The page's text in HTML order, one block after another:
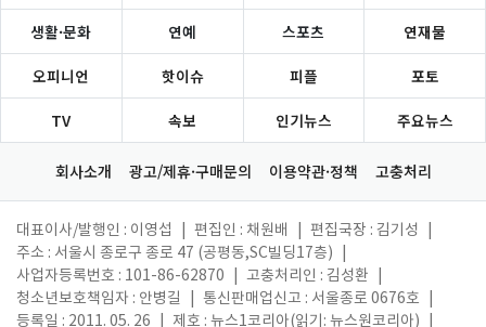
생활·문화 연예 스포츠 연재물
오피니언 핫이슈 피플 포토
TV 속보 인기뉴스 주요뉴스
회사소개 광고/제휴·구매문의 이용약관·정책 고충처리
대표이사/발행인 : 이영섭 편집인 : 채원배 편집국장 : 김기성
주소 : 서울시 종로구 종로 47 (공평동,SC빌딩17층)
사업자등록번호 : 101-86-62870
고충처리인 : 김성환
청소년보호책임자 : 안병길
통신판매업신고 : 서울종로 0676호
등록일 : 2011. 05. 26
제호 : 뉴스1코리아(읽기: 뉴스원코리아)